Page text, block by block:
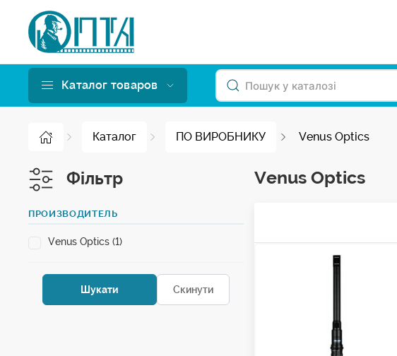
Каталог товаров
Каталог ПО ВИРОБНИКУ Venus Optics
Фільтр
ПРОИЗВОДИТЕЛЬ
Venus Optics (1)
Venus Optics